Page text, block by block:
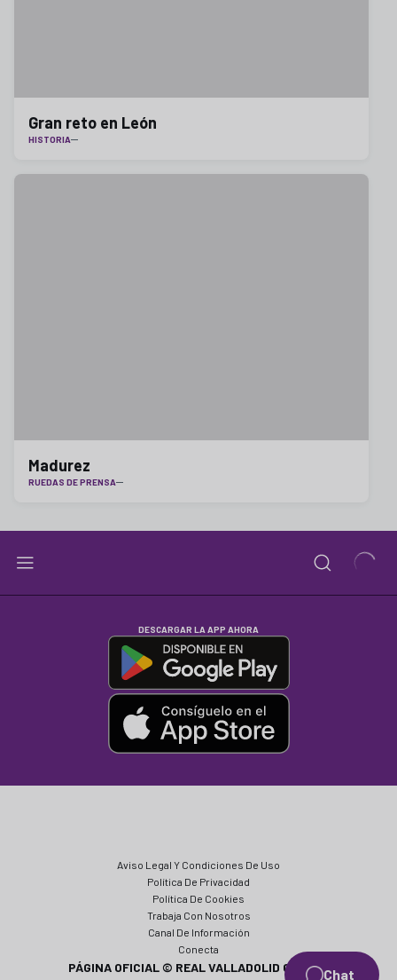
Chat
Gran reto en León
HISTORIA
Madurez
RUEDAS DE PRENSA
DESCARGAR LA APP AHORA
Aviso Legal Y Condiciones De Uso
Política De Privacidad
Política De Cookies
Trabaja Con Nosotros
Canal De Información
Conecta
PÁGINA OFICIAL © REAL VALLADOLID CF 2024